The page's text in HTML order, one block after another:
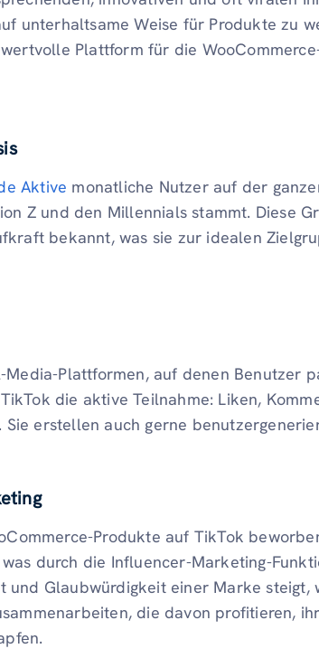
unterhaltsame Weise für Produkte zu
Plattform für die
Aktive monatliche Nutzer auf der
Z und den Millennials stammt. Diese
bekannt, was sie zur idealen
Media-Plattformen, auf denen Benutzer
die aktive Teilnahme: Liken,
Sie erstellen auch gerne
Produkte auf TikTok
durch die Influencer-Marketing-
und Glaubwürdigkeit einer Marke steigt,
die davon profitieren,